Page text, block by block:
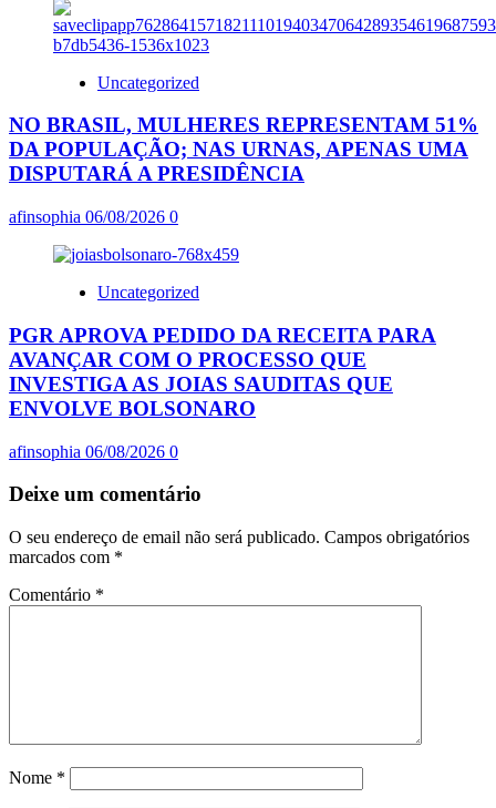
Uncategorized
NO BRASIL, MULHERES REPRESENTAM 51%
DA POPULAÇÃO; NAS URNAS, APENAS UMA
DISPUTARÁ A PRESIDÊNCIA
afinsophia 06/08/2026 0
Uncategorized
PGR APROVA PEDIDO DA RECEITA PARA
AVANÇAR COM O PROCESSO QUE
INVESTIGA AS JOIAS SAUDITAS QUE
ENVOLVE BOLSONARO
afinsophia 06/08/2026 0
Deixe um comentário
O seu endereço de email não será publicado. Campos obrigatórios
marcados com *
Comentário *
Nome *